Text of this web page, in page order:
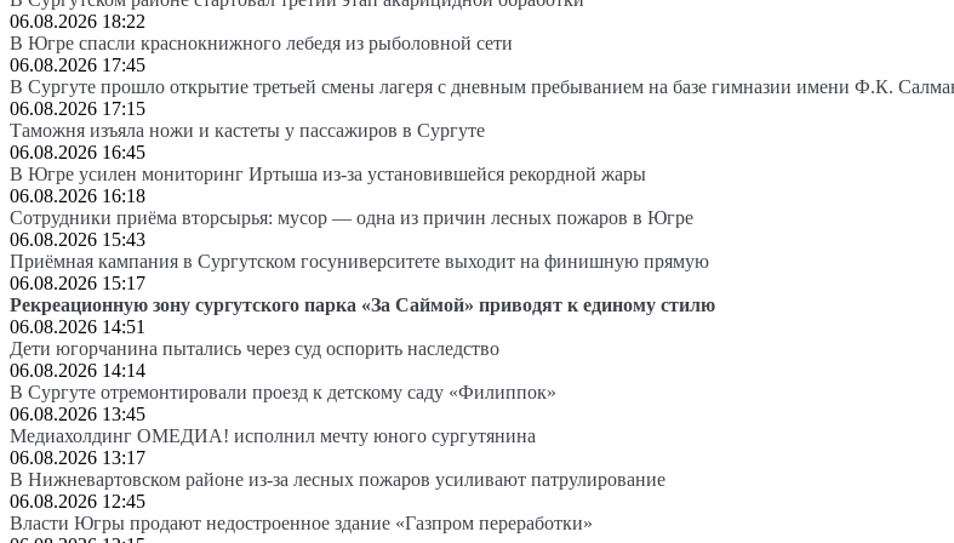
06.08.2026 18:22
В Югре спасли краснокнижного лебедя из рыболовной сети
06.08.2026 17:45
В Сургуте прошло открытие третьей смены лагеря с дневным пребыванием на базе гимназии имени Ф.К.
06.08.2026 17:15
Таможня изъяла ножи и кастеты у пассажиров в Сургуте
06.08.2026 16:45
В Югре усилен мониторинг Иртыша из-за установившейся рекордной жары
06.08.2026 16:18
Сотрудники приёма вторсырья: мусор — одна из причин лесных пожаров в Югре
06.08.2026 15:43
Приёмная кампания в Сургутском госуниверситете выходит на финишную прямую
06.08.2026 15:17
Рекреационную зону сургутского парка «За Саймой» приводят к единому стилю
06.08.2026 14:51
Дети югорчанина пытались через суд оспорить наследство
06.08.2026 14:14
В Сургуте отремонтировали проезд к детскому саду «Филиппок»
06.08.2026 13:45
Медиахолдинг ОМЕДИА! исполнил мечту юного сургутянина
06.08.2026 13:17
В Нижневартовском районе из-за лесных пожаров усиливают патрулирование
06.08.2026 12:45
Власти Югры продают недостроенное здание «Газпром переработки»